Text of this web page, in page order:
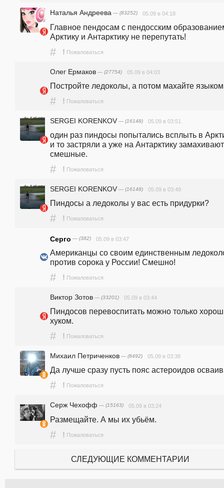
Наталья Андреева — (83252) 05.09 в 04:18
Главное пендосам с пендосским
Арктику и Антарктику не перепутать!
# ! Пожаловаться
Олег Ермаков — (27754) 05.09 в 04:03
Постройте ледоколы, а потом махайте
# ! Пожаловаться
SERGEI KORENKOV — (16148) 05.09 в 03:51
один раз пиндосы попытались всплыть в
и то застряли а уже на Антарктику
смешные.
# ! Пожаловаться
SERGEI KORENKOV — (16148) 05.09 в 03:49
Пиндосы а ледоколы у вас есть придурки?
# ! Пожаловаться
Серго — (382) 05.09 в 03:47
Американцы со своим единственным
против сорока у России! Смешно!
# ! Пожаловаться
Виктор Зотов — (33201) 05.09 в 03:44
Пиндосов перевоспитать можно только
хуком.
# ! Пожаловаться
Михаил Петриченков — (8492) 05.09 в 03:38
# ! Пожаловаться
Серж Чехофф — (15163) 05.09 в 03:24
Размещайте. А мы их убьём.
# ! Пожаловаться
СЛЕДУЮЩИЕ КОММЕНТАРИИ